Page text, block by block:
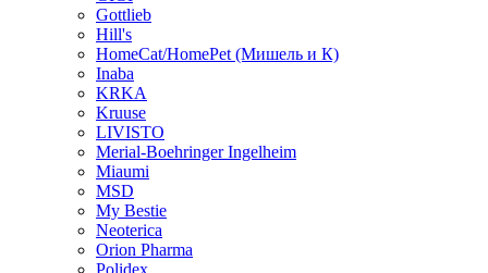
Gottlieb
Hill's
HomeCat/HomePet (Мишель и К)
Inaba
KRKA
Kruuse
LIVISTO
Merial-Boehringer Ingelheim
Miaumi
MSD
My Bestie
Neoterica
Orion Pharma
Polidex